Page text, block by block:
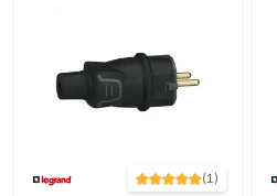
(1)